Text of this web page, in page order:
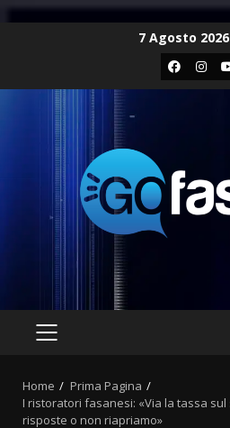
7 Agosto
Facebook
PRIMARY
Home
Prima Pagina
I ristoratori fasanesi: «Via la tassa
risposte o non riapriamo»